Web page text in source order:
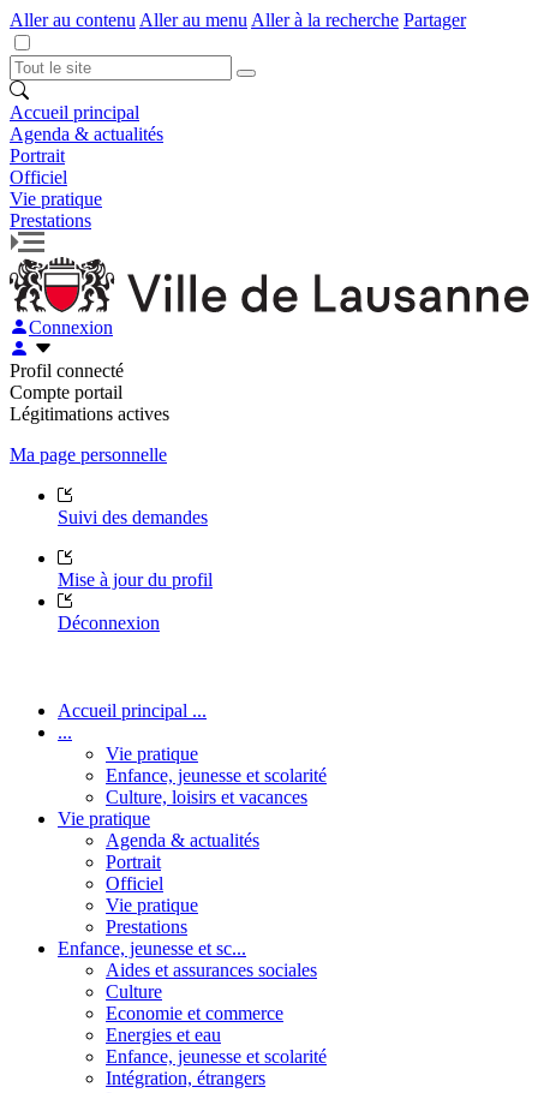
Aller au contenu Aller au menu Aller à la recherche Partager
Accueil principal
Agenda & actualités
Portrait
Officiel
Vie pratique
Prestations
Connexion
Profil connecté
Compte portail
Légitimations actives
Ma page personnelle
Suivi des demandes
Mise à jour du profil
Déconnexion
Accueil principal ...
...
Vie pratique
Enfance, jeunesse et scolarité
Culture, loisirs et vacances
Vie pratique
Agenda & actualités
Portrait
Officiel
Vie pratique
Prestations
Enfance, jeunesse et sc...
Aides et assurances sociales
Culture
Economie et commerce
Energies et eau
Enfance, jeunesse et scolarité
Intégration, étrangers